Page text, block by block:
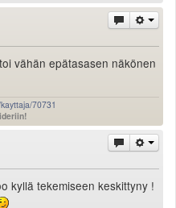
vähän epätasasen näkönen
70731
kyllä tekemiseen keskittyny !